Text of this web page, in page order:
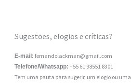
Sugestões, elogios e críticas?
E-mail: fernandolackman@gmail.com
Telefone/Whatsapp: +55 61 98551 8301
Tem uma pauta para sugerir, um elogio ou